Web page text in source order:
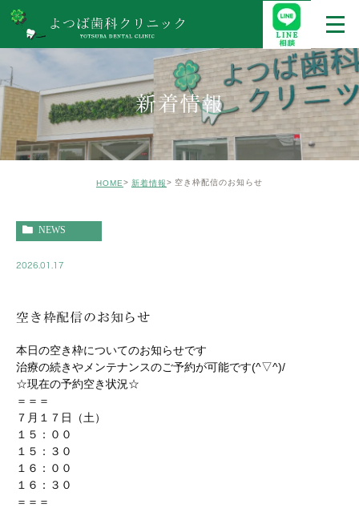
新着情報
HOME 新着情報 空き枠配信のお知らせ
NEWS
2026.01.17
空き枠配信のお知らせ
本日の空き枠についてのお知らせです
治療の続きやメンテナンスのご予約が可能です(^▽^)/
☆現在の予約空き状況☆
＝＝＝
７月１７日（土）
１５：００
１５：３０
１６：００
１６：３０
＝＝＝